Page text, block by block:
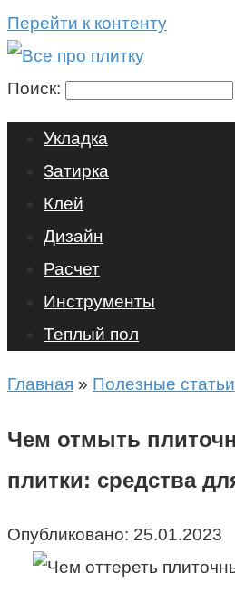
Перейти к контенту
Поиск:
Укладка
Затирка
Клей
Дизайн
Расчет
Инструменты
Теплый пол
Главная » Полезные статьи
Чем отмыть
плитки: средства
Опубликовано: 25.01.2023